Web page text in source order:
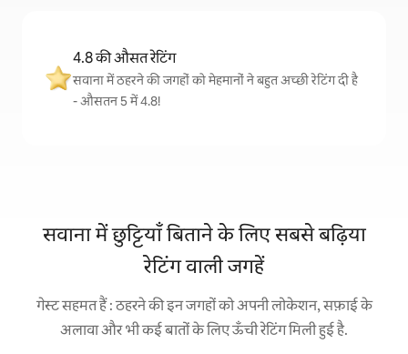
4.8 की औसत रेटिंग
सवाना में ठहरने की जगहों को मेहमानों ने बहुत अच्छी रेटिंग दी है
- औसतन 5 में 4.8!
सवाना में छुट्टियाँ बिताने के लिए सबसे बढ़िया
रेटिंग वाली जगहें
गेस्ट सहमत हैं : ठहरने की इन जगहों को अपनी लोकेशन, सफ़ाई के
अलावा और भी कई बातों के लिए ऊँची रेटिंग मिली हुई है.